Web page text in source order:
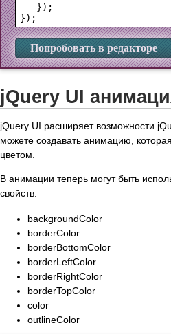
   });
Попробовать в редакторе
jQuery UI
jQuery UI расширяет возможности
можете создавать анимацию,
цветом.
В анимации теперь могут быть
свойств:
backgroundColor
borderColor
borderBottomColor
borderLeftColor
borderRightColor
borderTopColor
color
outlineColor